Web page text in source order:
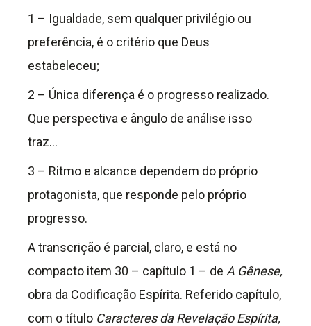
1 – Igualdade, sem qualquer privilégio ou
preferência, é o critério que Deus
estabeleceu;
2 – Única diferença é o progresso realizado.
Que perspectiva e ângulo de análise isso
traz…
3 – Ritmo e alcance dependem do próprio
protagonista, que responde pelo próprio
progresso.
A transcrição é parcial, claro, e está no
compacto item 30 – capítulo 1 – de A Gênese,
obra da Codificação Espírita. Referido capítulo,
com o título Caracteres da Revelação Espírita,